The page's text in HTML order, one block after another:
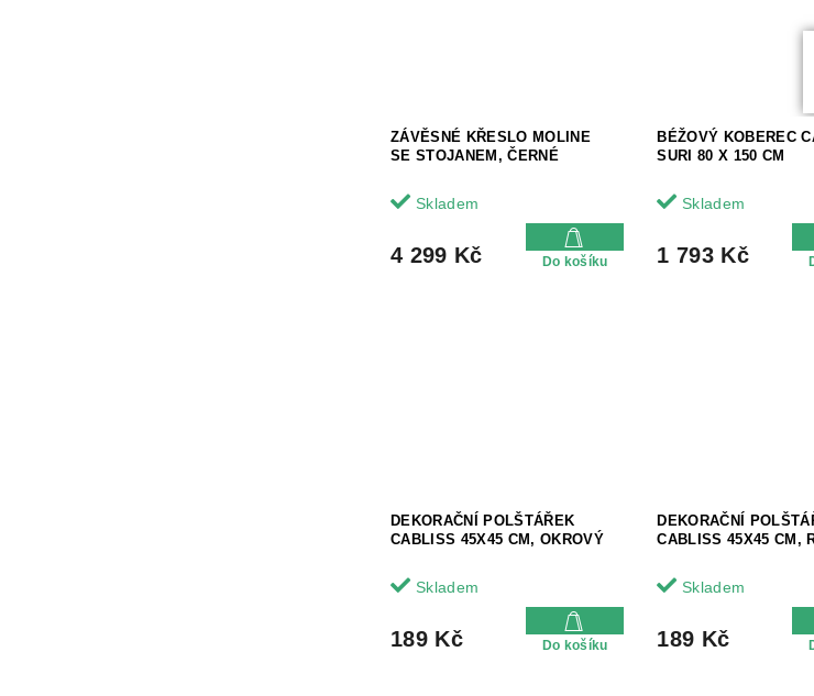
ZÁVĚSNÉ KŘESLO MOLINE
SE STOJANEM, ČERNÉ
Skladem
4 299 Kč Do košíku
BÉŽOVÝ KOBEREC
SURI 80 X 150 CM
Skladem
1 793 Kč
DEKORAČNÍ POLŠTÁŘEK
CABLISS 45X45 CM, OKROVÝ
Skladem
189 Kč Do košíku
DEKORAČNÍ
CABLISS 45X45 CM,
Skladem
189 Kč